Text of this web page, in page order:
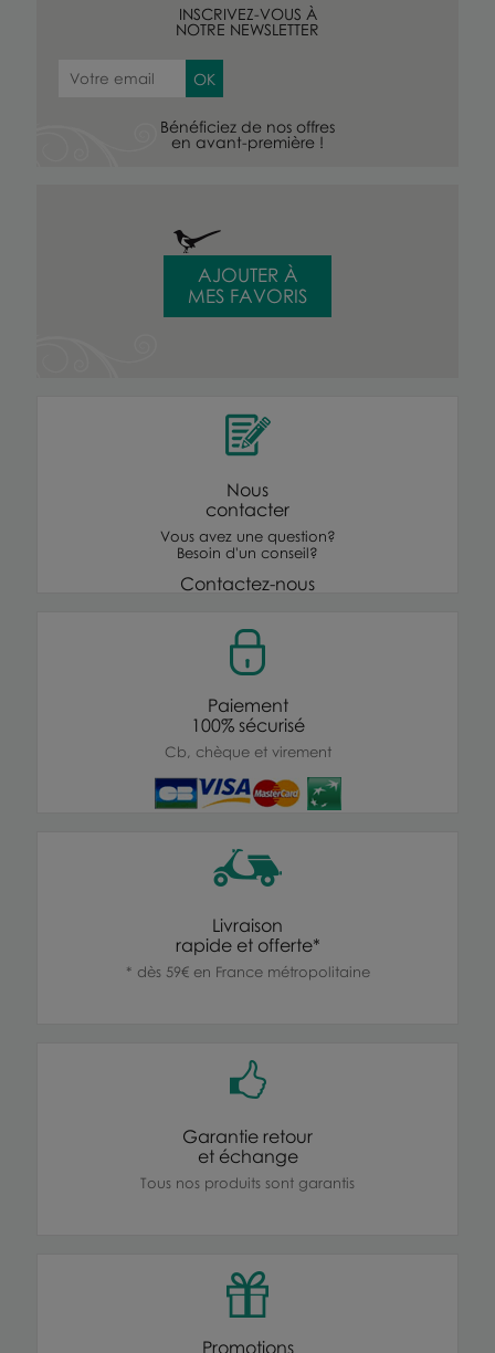
INSCRIVEZ-VOUS À
NOTRE NEWSLETTER
Bénéficiez de nos offres
en avant-première !
AJOUTER À
MES FAVORIS
Nous
contacter
Vous avez une question?
Besoin d'un conseil?
Contactez-nous
Paiement
100% sécurisé
Cb, chèque et virement
Livraison
rapide et offerte*
* dès 59€ en France métropolitaine
Garantie retour
et échange
Tous nos produits sont garantis
Promotions